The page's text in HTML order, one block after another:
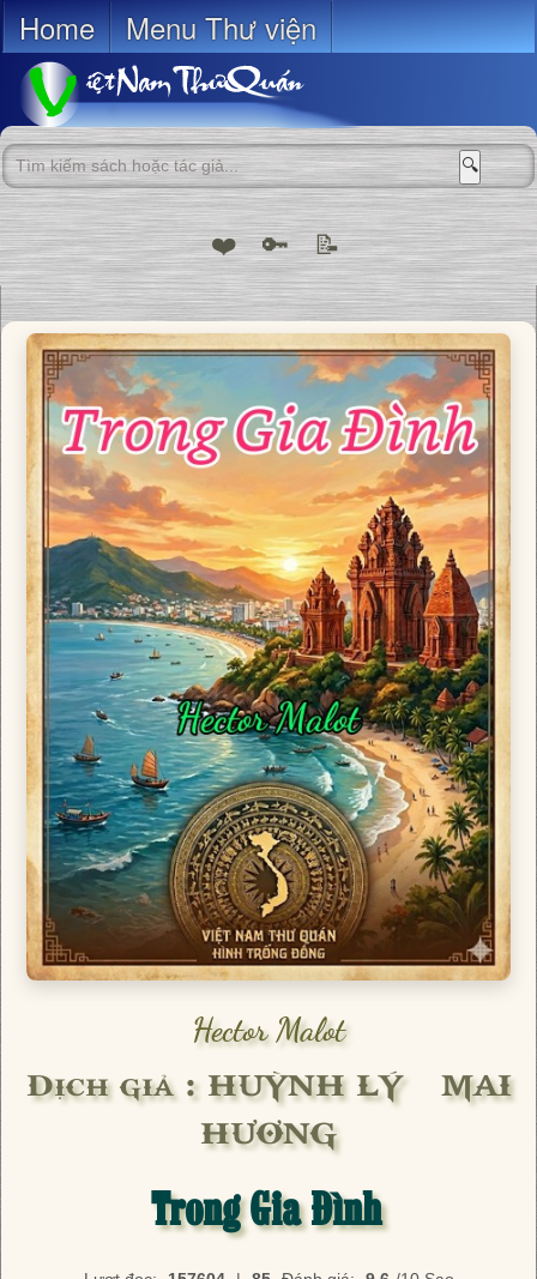
Home Menu Thư viện
🔍
❤️ 🔑 📝
Hector Malot
Dịch giả : HUỲNH LÝ – MAI
HƯƠNG
Trong Gia Đình